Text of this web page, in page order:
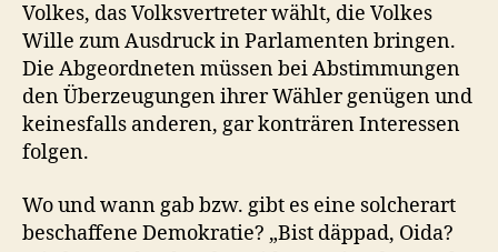
Volkes, das Volksvertreter wählt, die Volkes
Wille zum Ausdruck in Parlamenten bringen.
Die Abgeordneten müssen bei Abstimmungen
den Überzeugungen ihrer Wähler genügen und
keinesfalls anderen, gar konträren Interessen
folgen.
Wo und wann gab bzw. gibt es eine solcherart
beschaffene Demokratie? „Bist däppad, Oida?